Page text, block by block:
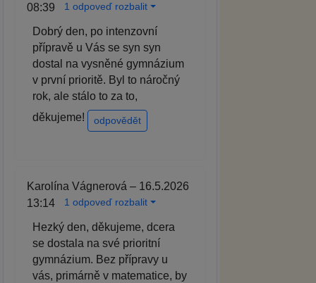
08:39
1 odpoveď rozbalit
Dobrý den, po intenzovní
přípravě u Vás se syn syn
dostal na vysněné gymnázium
v první prioritě. Byl to náročný
rok, ale stálo to za to,
děkujeme!
odpovědět
Karolína Vágnerová – 16.5.2026
13:14
1 odpoveď rozbalit
Hezký den, děkujeme, dcera
se dostala na své prioritní
gymnázium. Bez přípravy u
vás, primárně v matematice, by